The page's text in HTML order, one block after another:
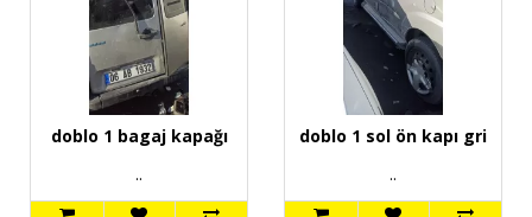
doblo 1 bagaj kapağı
..
doblo 1 sol ön kapı gri
..